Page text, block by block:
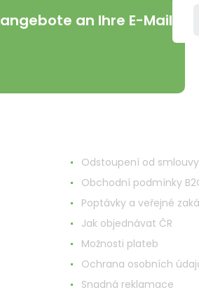
an Ihre E-Mail
Odstoupení od smlouvy
Obchodní podmínky
Poptávky a veřejné
Jak objednávat ČR
Možnosti plateb
Ochrana osobních
Snadná reklamace